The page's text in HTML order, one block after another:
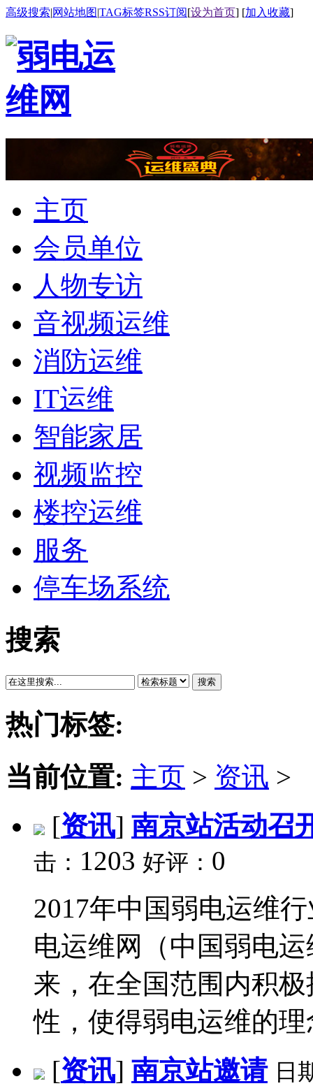
高级搜索|网站地图|TAG标签RSS订阅[设为首页] [加入收藏]
主页
会员单位
人物专访
音视频运维
消防运维
IT运维
智能家居
视频监控
楼控运维
服务
停车场系统
搜索
搜索
热门标签:
当前位置: 主页 > 资讯 >
[资讯] 南京站活动召
击： 1203 好评： 0
2017年中国弱电运维
电运维网（中国弱电
来，在全国范围内积
性，使得弱电运维的理
[资讯] 南京站邀请 日